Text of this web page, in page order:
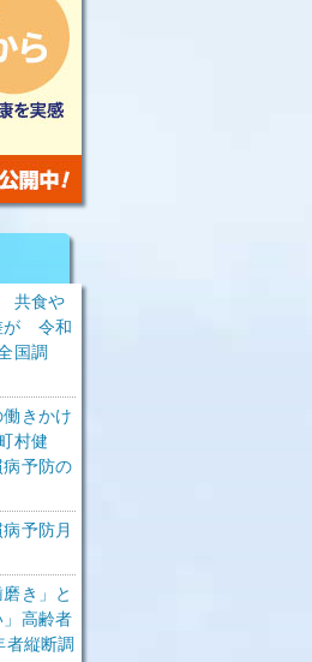
共食や
が 令和
国調
きかけ
村健
予防の
予防月
き」と
高齢者
縦断調